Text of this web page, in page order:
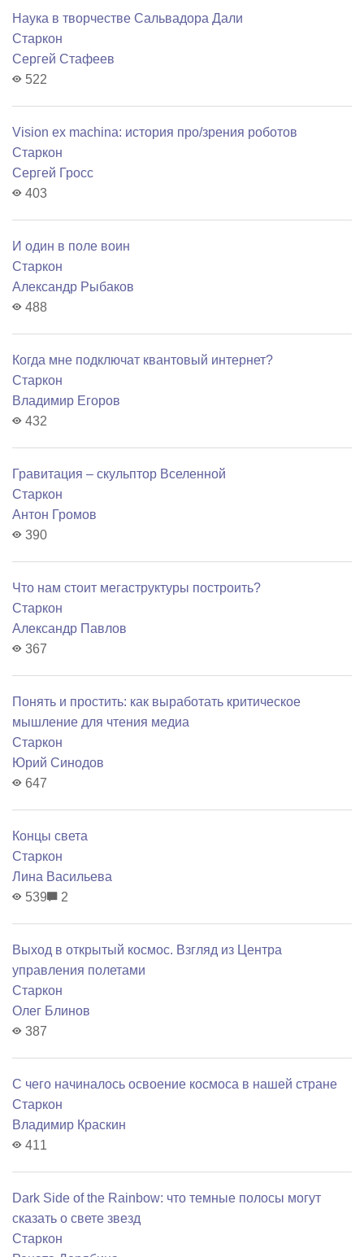
Наука в творчестве Сальвадора Дали
Старкон
Сергей Стафеев
522
Vision ex machina: история про/зрения роботов
Старкон
Сергей Гросс
403
И один в поле воин
Старкон
Александр Рыбаков
488
Когда мне подключат квантовый интернет?
Старкон
Владимир Егоров
432
Гравитация – скульптор Вселенной
Старкон
Антон Громов
390
Что нам стоит мегаструктуры построить?
Старкон
Александр Павлов
367
Понять и простить: как выработать критическое
мышление для чтения медиа
Старкон
Юрий Синодов
647
Концы света
Старкон
Лина Васильева
539
2
Выход в открытый космос. Взгляд из Центра
управления полетами
Старкон
Олег Блинов
387
С чего начиналось освоение космоса в нашей стране
Старкон
Владимир Краскин
411
Dark Side of the Rainbow: что темные полосы могут
сказать о свете звезд
Старкон